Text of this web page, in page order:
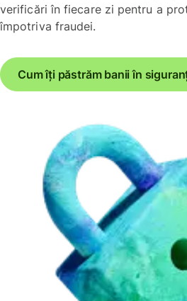
verificări în fiecare zi pentru a
împotriva fraudei.
Cum îți păstrăm banii în